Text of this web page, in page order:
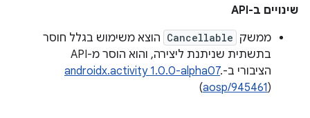
שינויים ב-API
ממשק Cancellable הוצא משימוש בגלל חוסר
בתשתית שניתנת ליצירה, והוא הוסר מ-API
הציבורי ב- androidx.activity 1.0.0-alpha07.
(aosp/945461)